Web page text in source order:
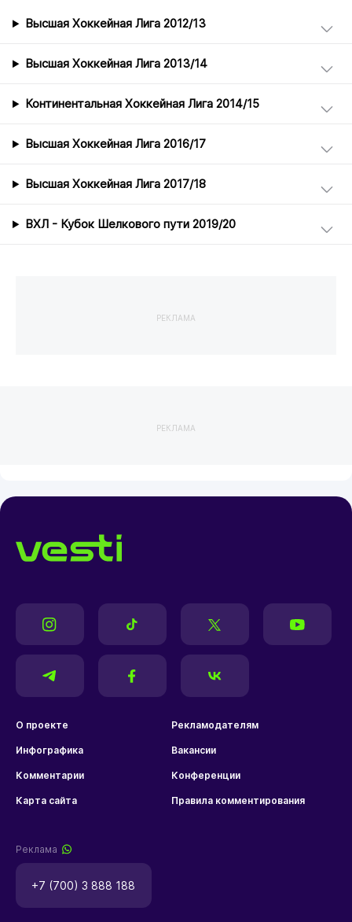
Высшая Хоккейная Лига 2012/13
Высшая Хоккейная Лига 2013/14
Континентальная Хоккейная Лига 2014/15
Высшая Хоккейная Лига 2016/17
Высшая Хоккейная Лига 2017/18
ВХЛ - Кубок Шелкового пути 2019/20
РЕКЛАМА
РЕКЛАМА
О проекте Рекламодателям
Инфографика Вакансии
Комментарии Конференции
Карта сайта Правила комментирования
Реклама
+7 (700) 3 888 188